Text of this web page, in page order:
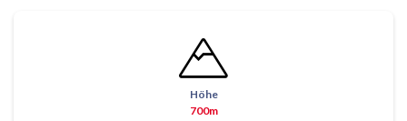
Höhe
700m